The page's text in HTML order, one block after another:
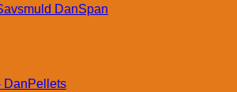
DanSpan
DanPellets